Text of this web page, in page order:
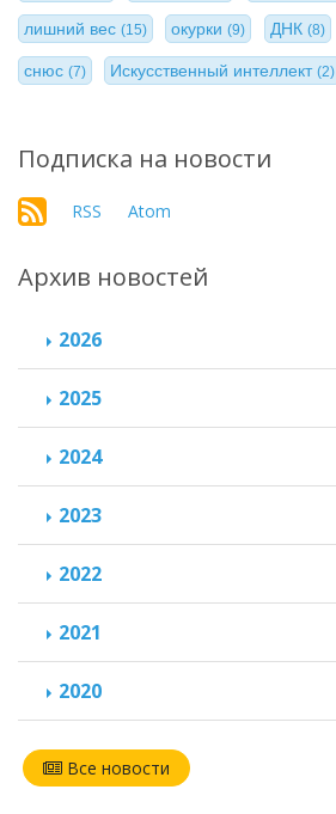
лишний вес (15) окурки(9) ДНК (8)
снюс (7) Искусственный интеллект(2)
Подписка на новости
RSS Atom
Архив новостей
2026
2025
2024
2023
2022
2021
2020
Все новости